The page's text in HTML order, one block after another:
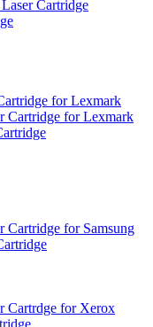
Cartridge
for Lexmark
Cartridge for Lexmark
Cartridge for Samsung
Cartrdge for Xerox